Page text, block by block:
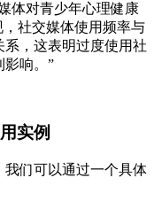
体对青少年心理健康
社交媒体使用频率与
，这表明过度使用社
影响。”
实例
们可以通过一个具体